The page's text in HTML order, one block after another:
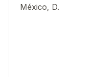
México, D.